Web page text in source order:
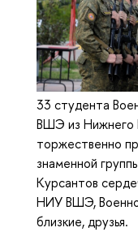
33 студента
ВШЭ из Нижнего
торжественно
знаменной
Курсантов
НИУ ВШЭ,
близкие, друзья.